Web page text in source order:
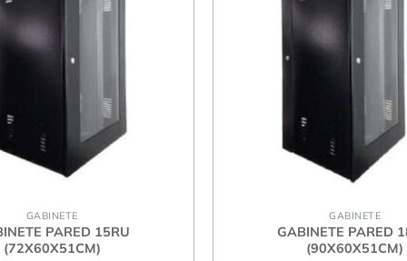
GABINETE
PARED 15RU
(72X60X51CM)
GABINETE
GABINETE PARED
(90X60X51CM)